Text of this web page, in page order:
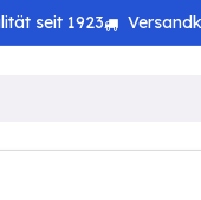
seit 1923